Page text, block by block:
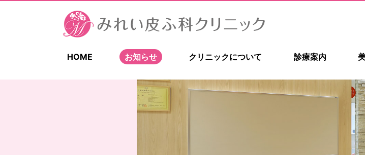
HOME お知らせ クリニックについて 診療案内